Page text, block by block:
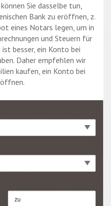
Sie dasselbe tun,
Bank zu eröffnen, z.
eines Notars legen, um in
und Steuern für
besser, ein Konto bei
Daher empfehlen wir
kaufen, ein Konto bei